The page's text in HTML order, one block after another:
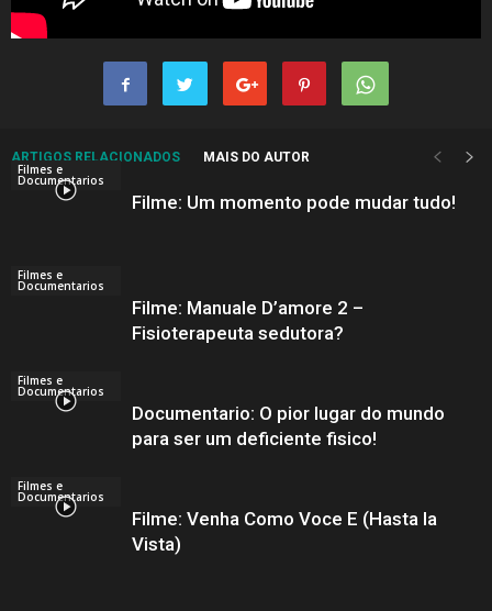
ARTIGOS RELACIONADOS MAIS DO AUTOR
Filmes e
Documentarios
Filme: Um momento pode mudar tudo!
Filmes e
Documentarios
Filme: Manuale D’amore 2 –
Fisioterapeuta sedutora?
Filmes e
Documentarios
Documentario: O pior lugar do mundo
para ser um deficiente fisico!
Filmes e
Documentarios
Filme: Venha Como Voce E (Hasta la
Vista)